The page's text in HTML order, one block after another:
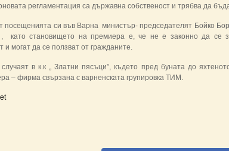
регламентация са държавна собственост и трябва да
посещенията си във Варна министър- председателят Бойко
, като становището на премиера е, че не е законно да се
и могат да се ползват от гражданите.
в к.к „ Златни пясъци”, където пред буната до
– фирма свързана с варненската групировка TИМ.